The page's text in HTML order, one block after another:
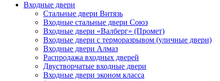
Входные двери
Стальные двери Витязь
Входные стальные двери Союз
Входные двери «Валберг» (Промет)
Входные двери с терморазрывом (уличные двери)
Входные двери Алмаз
Распродажа входных дверей
Двустворчатые входные двери
Входные двери эконом класса